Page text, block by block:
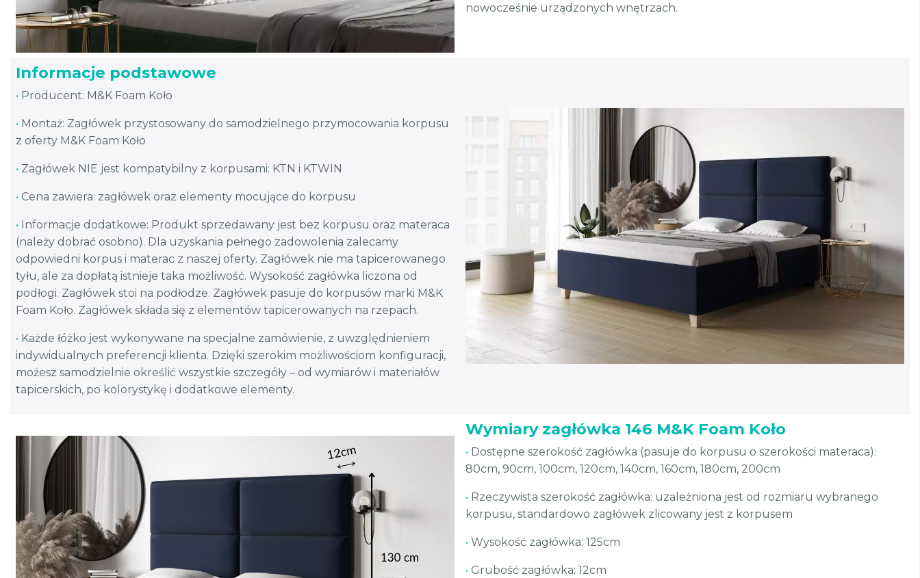
nowocześnie urządzonych wnętrzach.
Informacje podstawowe
• Producent: M&K Foam Koło
• Montaż: Zagłówek przystosowany do samodzielnego przymocowania korpusu
z oferty M&K Foam Koło
• Zagłówek NIE jest kompatybilny z korpusami: KTN i KTWIN
• Cena zawiera: zagłówek oraz elementy mocujące do korpusu
• Informacje dodatkowe: Produkt sprzedawany jest bez korpusu oraz materaca
(należy dobrać osobno). Dla uzyskania pełnego zadowolenia zalecamy
odpowiedni korpus i materac z naszej oferty. Zagłówek nie ma tapicerowanego
tyłu, ale za dopłatą istnieje taka możliwość. Wysokość zagłówka liczona od
podłogi. Zagłówek stoi na podłodze. Zagłówek pasuje do korpusów marki M&K
Foam Koło. Zagłówek składa się z elementów tapicerowanych na rzepach.
• Każde łóżko jest wykonywane na specjalne zamówienie, z uwzględnieniem
indywidualnych preferencji klienta. Dzięki szerokim możliwościom konfiguracji,
możesz samodzielnie określić wszystkie szczegóły – od wymiarów i materiałów
tapicerskich, po kolorystykę i dodatkowe elementy.
Wymiary zagłówka 146 M&K Foam Koło
• Dostępne szerokość zagłówka (pasuje do korpusu o szerokości materaca):
80cm, 90cm, 100cm, 120cm, 140cm, 160cm, 180cm, 200cm
• Rzeczywista szerokość zagłówka: uzależniona jest od rozmiaru wybranego
korpusu, standardowo zagłówek zlicowany jest z korpusem
• Wysokość zagłówka: 125cm
• Grubość zagłówka: 12cm